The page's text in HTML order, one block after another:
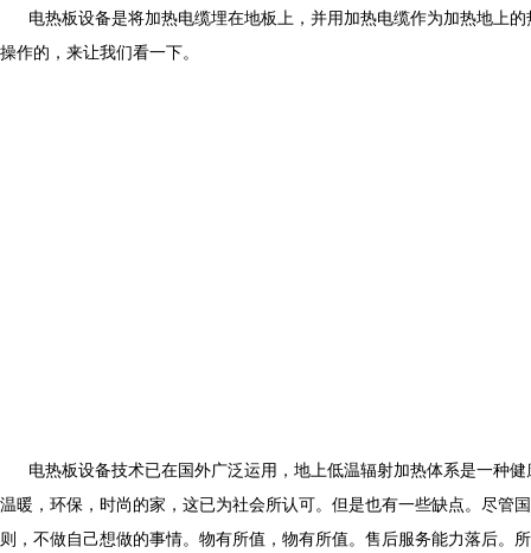
电热板设备是将加热电缆埋在地板上，并用加热电缆作为加热地上的
操作的，来让我们看一下。
电热板设备技术已在国外广泛运用，地上低温辐射加热体系是一种
温暖，环保，时尚的家，这已为社会所认可。但是也有一些缺点。尽管
则，不做自己想做的事情。物有所值，物有所值。售后服务能力落后。